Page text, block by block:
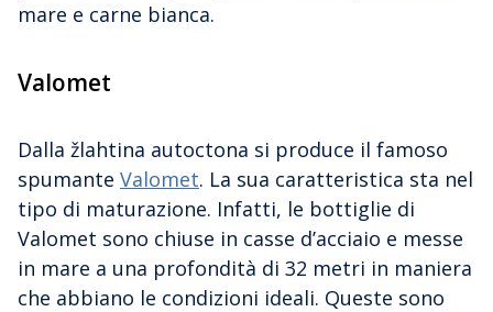
mare e carne bianca.
Valomet
Dalla žlahtina autoctona si produce il famoso
spumante Valomet. La sua caratteristica sta nel
tipo di maturazione. Infatti, le bottiglie di
Valomet sono chiuse in casse d’acciaio e messe
in mare a una profondità di 32 metri in maniera
che abbiano le condizioni ideali. Queste sono